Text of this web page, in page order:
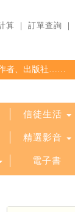
算 ｜ 訂單查詢 ｜
信徒生活
精選影音
電子書